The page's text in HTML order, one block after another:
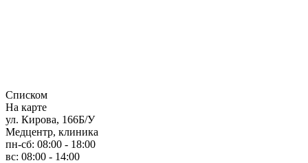
Списком
На карте
ул. Кирова, 166Б/У
Медцентр, клиника
пн-сб: 08:00 - 18:00
вс: 08:00 - 14:00